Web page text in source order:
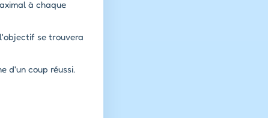
à chaque
se trouvera
d'un coup réussi.